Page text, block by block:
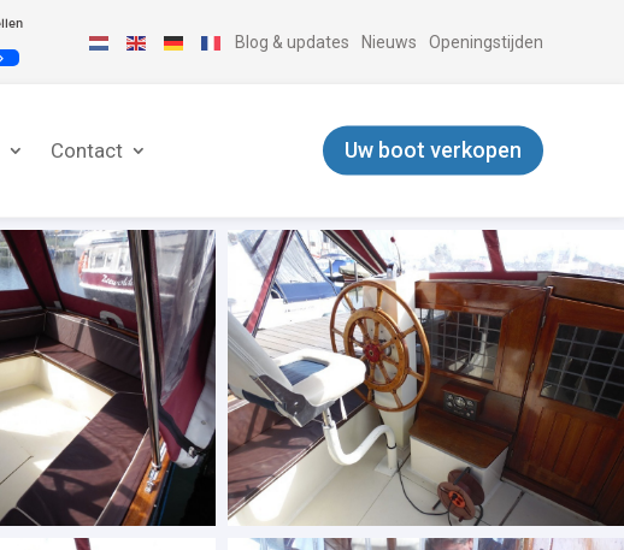
Blog & updates Nieuws Openingstijden
Contact Uw boot verkopen